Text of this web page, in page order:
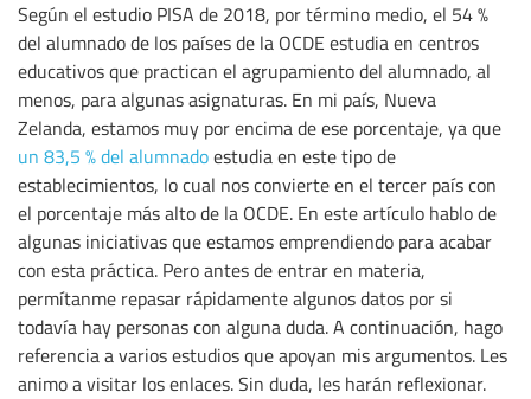
Según el estudio PISA de 2018, por término medio, el 54 %
del alumnado de los países de la OCDE estudia en centros
educativos que practican el agrupamiento del alumnado, al
menos, para algunas asignaturas. En mi país, Nueva
Zelanda, estamos muy por encima de ese porcentaje, ya que
un 83,5 % del alumnadoestudia en este tipo de
establecimientos, lo cual nos convierte en el tercer país con
el porcentaje más alto de la OCDE. En este artículo hablo de
algunas iniciativas que estamos emprendiendo para acabar
con esta práctica. Pero antes de entrar en materia,
permítanme repasar rápidamente algunos datos por si
todavía hay personas con alguna duda. A continuación, hago
referencia a varios estudios que apoyan mis argumentos. Les
animo a visitar los enlaces. Sin duda, les harán reflexionar.